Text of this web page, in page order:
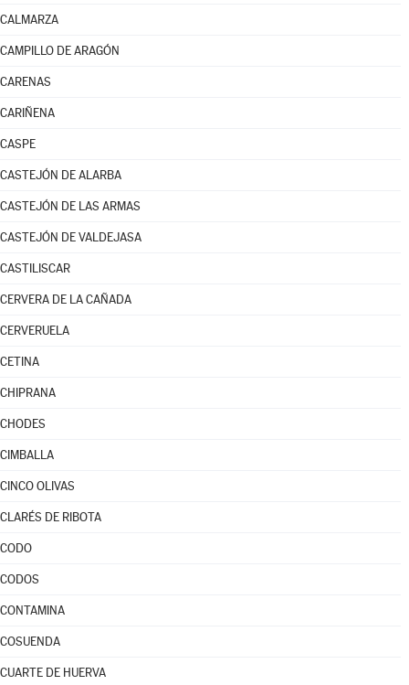
CALMARZA
CAMPILLO DE ARAGÓN
CARENAS
CARIÑENA
CASPE
CASTEJÓN DE ALARBA
CASTEJÓN DE LAS ARMAS
CASTEJÓN DE VALDEJASA
CASTILISCAR
CERVERA DE LA CAÑADA
CERVERUELA
CETINA
CHIPRANA
CHODES
CIMBALLA
CINCO OLIVAS
CLARÉS DE RIBOTA
CODO
CODOS
CONTAMINA
COSUENDA
CUARTE DE HUERVA